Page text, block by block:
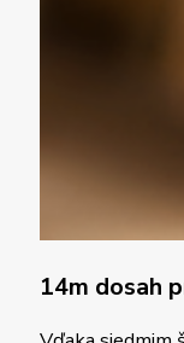
14m dosah